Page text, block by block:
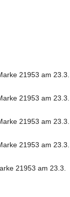
21953 am 23.3.
21953 am 23.3.
21953 am 23.3.
21953 am 23.3.
21953 am 23.3.